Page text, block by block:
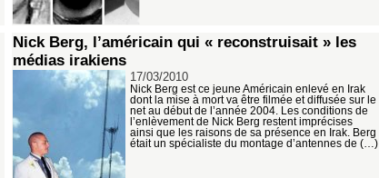
Nick Berg, l’américain qui « reconstruisait » les
médias irakiens
17/03/2010
Nick Berg est ce jeune Américain enlevé en Irak
dont la mise à mort va être filmée et diffusée sur le
net au début de l’année 2004. Les conditions de
l’enlèvement de Nick Berg restent imprécises
ainsi que les raisons de sa présence en Irak. Berg
était un spécialiste du montage d’antennes de (…)